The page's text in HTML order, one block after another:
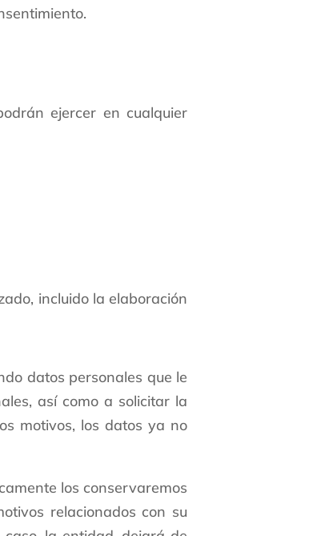
ejercer en cualquier
incluido la elaboración
datos personales que le
así como a solicitar la
motivos, los datos ya no
los conservaremos
relacionados con su